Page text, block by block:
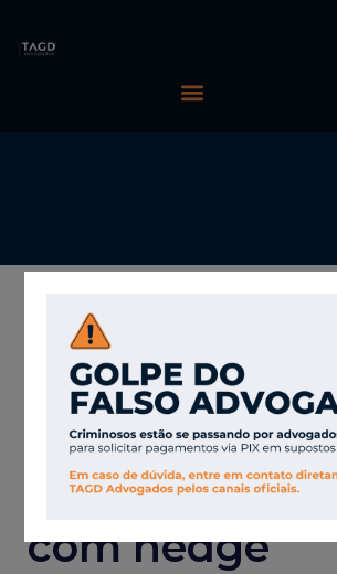
15/06/2026 TAGD Advogados
STJ adia
sobre limite
dedução em
com hedge